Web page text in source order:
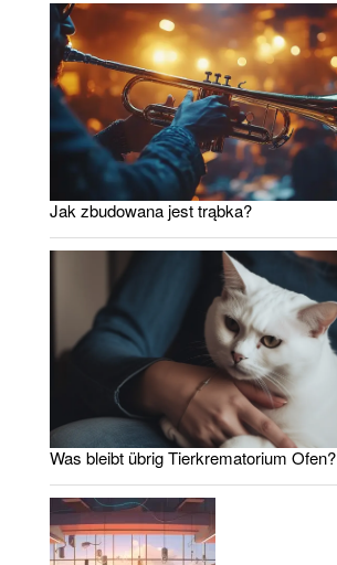
Jak zbudowana jest trąbka?
Was bleibt übrig Tierkrematorium Ofen?